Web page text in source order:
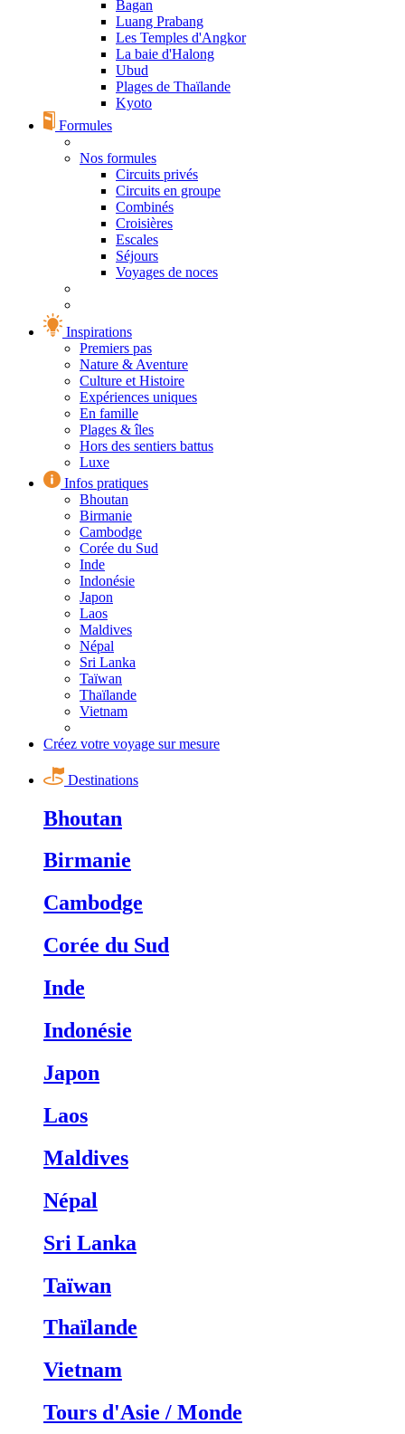
Bagan
Luang Prabang
Les Temples d'Angkor
La baie d'Halong
Ubud
Plages de Thaïlande
Kyoto
Formules
Nos formules
Circuits privés
Circuits en groupe
Combinés
Croisières
Escales
Séjours
Voyages de noces
Inspirations
Premiers pas
Nature & Aventure
Culture et Histoire
Expériences uniques
En famille
Plages & îles
Hors des sentiers battus
Luxe
Infos pratiques
Bhoutan
Birmanie
Cambodge
Corée du Sud
Inde
Indonésie
Japon
Laos
Maldives
Népal
Sri Lanka
Taïwan
Thaïlande
Vietnam
Créez votre voyage sur mesure
Destinations
Bhoutan
Birmanie
Cambodge
Corée du Sud
Inde
Indonésie
Japon
Laos
Maldives
Népal
Sri Lanka
Taïwan
Thaïlande
Vietnam
Tours d'Asie / Monde